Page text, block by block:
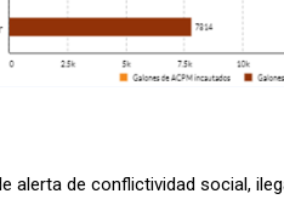
alerta de conflictividad social,